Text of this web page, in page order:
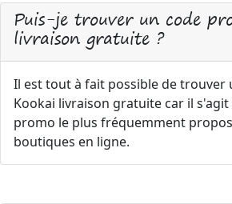
Puis-je trouver un code
livraison gratuite ?
Il est tout à fait possible de trouver
Kookai livraison gratuite car il
promo le plus fréquemment
boutiques en ligne.